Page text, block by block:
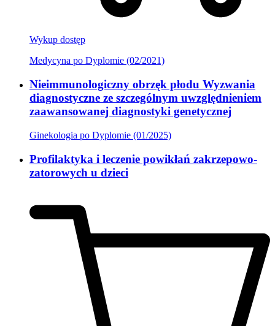
Wykup dostęp
Medycyna po Dyplomie (02/2021)
Nieimmunologiczny obrzęk płodu Wyzwania
diagnostyczne ze szczególnym uwzględnieniem
zaawansowanej diagnostyki genetycznej
Ginekologia po Dyplomie (01/2025)
Profilaktyka i leczenie powikłań zakrzepowo-
zatorowych u dzieci